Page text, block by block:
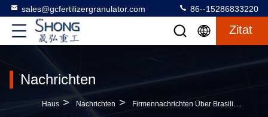
sales@gcfertilizergranulator.com 86--15286833220
Zitat
Nachrichten
Haus > Nachrichten > Firmennachrichten Über Brasilien Agrarwirtschaft Bericht: Gewährleistung Der Stabilität Von Organischen Dünger Granulatoren Bei Umgebungstemperaturen